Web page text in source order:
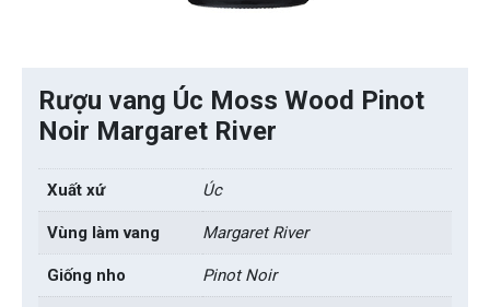
Rượu vang Úc Moss Wood Pinot
Noir Margaret River
Xuất xứ Úc
Vùng làm vang Margaret River
Giống nho Pinot Noir